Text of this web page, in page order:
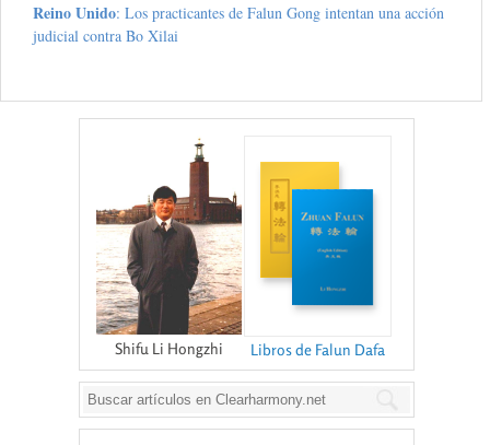
Reino Unido: Los practicantes de Falun Gong intentan una acción
judicial contra Bo Xilai
Shifu Li Hongzhi Libros de Falun Dafa